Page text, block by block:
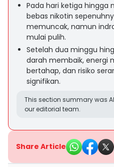
Pada hari ketiga hingga
bebas nikotin
memuncak, namun
mulai pulih.
Setelah dua minggu
darah membaik, energi
bertahap, dan risiko
signifikan.
This section summary was
our editorial team.
Share Article